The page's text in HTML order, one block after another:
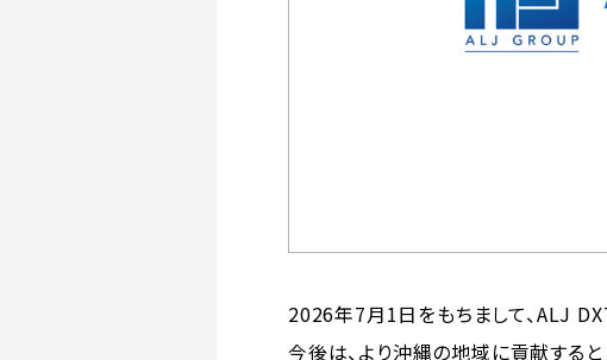
2026年7月1日をもちまして、ALJ
今後は、より沖縄の地域に貢献する